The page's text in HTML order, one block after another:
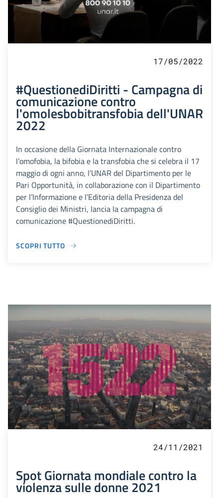
17/05/2022
#QuestionediDiritti - Campagna di
comunicazione contro
l'omolesbobitransfobia dell'UNAR
2022
In occasione della Giornata Internazionale contro
l’omofobia, la bifobia e la transfobia che si celebra il 17
maggio di ogni anno, l’UNAR del Dipartimento per le
Pari Opportunità, in collaborazione con il Dipartimento
per l’Informazione e l’Editoria della Presidenza del
Consiglio dei Ministri, lancia la campagna di
comunicazione #QuestionediDiritti.
SCOPRI TUTTO
24/11/2021
Spot Giornata mondiale contro la
violenza sulle donne 2021